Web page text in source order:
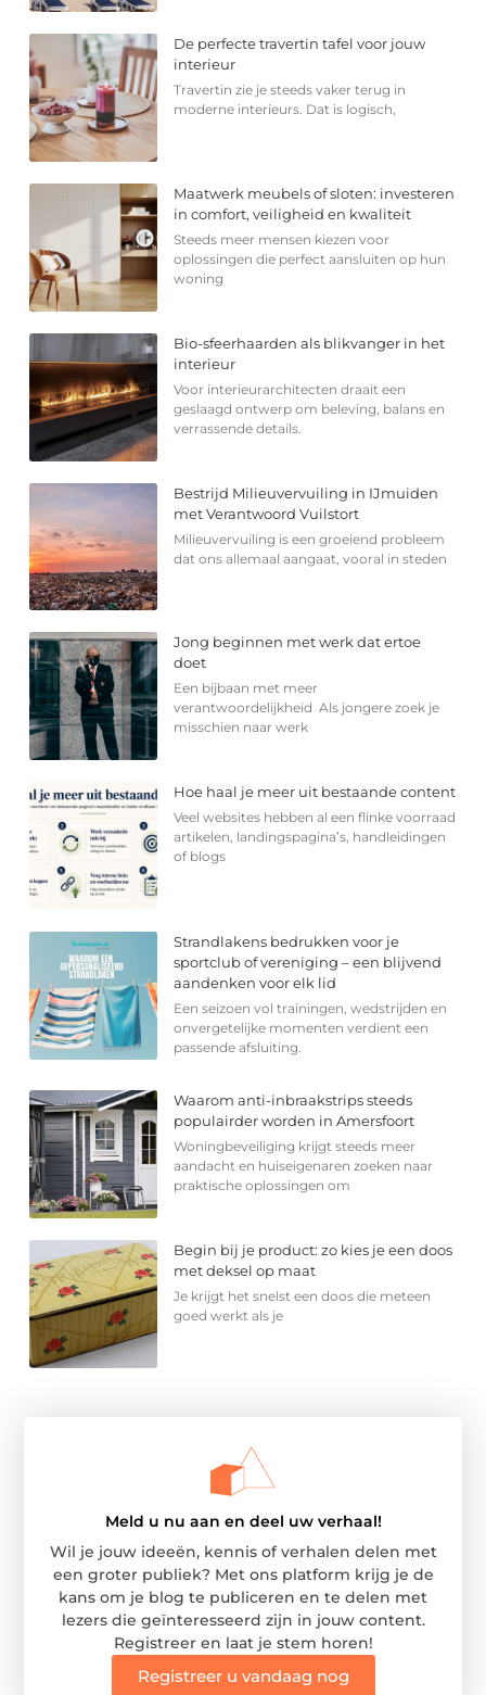
De perfecte travertin tafel voor jouw
interieur
Travertin zie je steeds vaker terug in
moderne interieurs. Dat is logisch,
Maatwerk meubels of sloten: investeren
in comfort, veiligheid en kwaliteit
Steeds meer mensen kiezen voor
oplossingen die perfect aansluiten op hun
woning
Bio-sfeerhaarden als blikvanger in het
interieur
Voor interieurarchitecten draait een
geslaagd ontwerp om beleving, balans en
verrassende details.
Bestrijd Milieuvervuiling in IJmuiden
met Verantwoord Vuilstort
Milieuvervuiling is een groeiend probleem
dat ons allemaal aangaat, vooral in steden
Jong beginnen met werk dat ertoe
doet
Een bijbaan met meer
verantwoordelijkheid Als jongere zoek je
misschien naar werk
Hoe haal je meer uit bestaande content
Veel websites hebben al een flinke voorraad
artikelen, landingspagina’s, handleidingen
of blogs
Strandlakens bedrukken voor je
sportclub of vereniging – een blijvend
aandenken voor elk lid
Een seizoen vol trainingen, wedstrijden en
onvergetelijke momenten verdient een
passende afsluiting.
Waarom anti-inbraakstrips steeds
populairder worden in Amersfoort
Woningbeveiliging krijgt steeds meer
aandacht en huiseigenaren zoeken naar
praktische oplossingen om
Begin bij je product: zo kies je een doos
met deksel op maat
Je krijgt het snelst een doos die meteen
goed werkt als je
Meld u nu aan en deel uw verhaal!
Wil je jouw ideeën, kennis of verhalen delen met
een groter publiek? Met ons platform krijg je de
kans om je blog te publiceren en te delen met
lezers die geïnteresseerd zijn in jouw content.
Registreer en laat je stem horen!
Registreer u vandaag nog